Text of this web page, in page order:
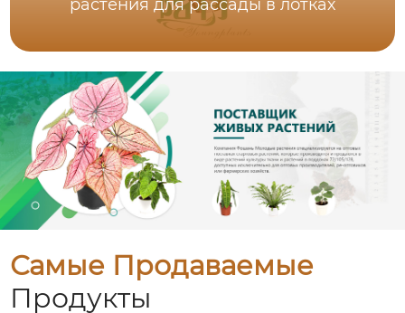
растения для рассады в лотках
Самые Продаваемые
Продукты